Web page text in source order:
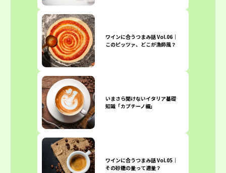
ワインに合うつまみ話 Vol.06｜
このピッツァ、どこが漁師風？
いまさら聞けないイタリア基礎
知識「カプチーノ編」
ワインに合うつまみ話 Vol.05｜
その砂糖の量って適量？